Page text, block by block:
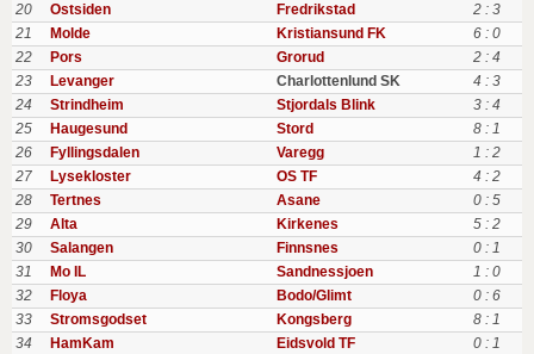
20
Ostsiden Fredrikstad
2 : 3
21
Molde Kristiansund FK
6 : 0
22
Pors Grorud
2 : 4
23
Levanger Charlottenlund SK
4 : 3
24
Strindheim Stjordals Blink
3 : 4
25
Haugesund Stord
8 : 1
26
Fyllingsdalen Varegg
1 : 2
27
Lysekloster OS TF
4 : 2
28
Tertnes Asane
0 : 5
29
Alta Kirkenes
5 : 2
30
Salangen Finnsnes
0 : 1
31
Mo IL Sandnessjoen
1 : 0
32
Floya Bodo/Glimt
0 : 6
33
Stromsgodset Kongsberg
8 : 1
34
HamKam Eidsvold TF
0 : 1